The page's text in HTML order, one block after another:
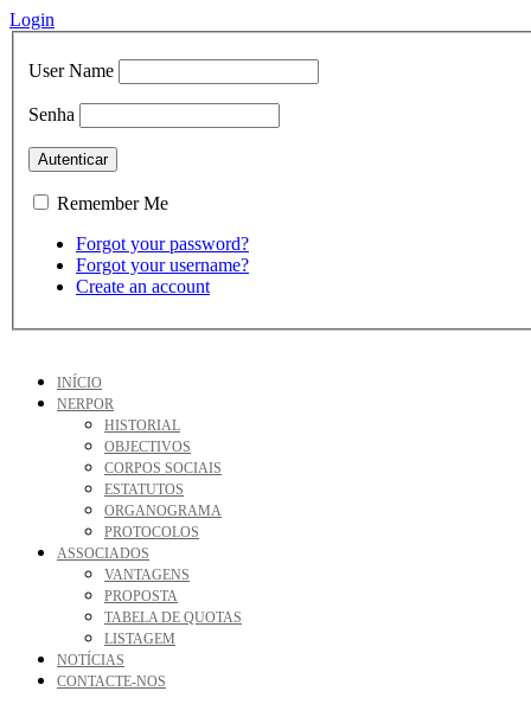
Login
User Name
Senha
Remember Me
Forgot your password?
Forgot your username?
Create an account
INÍCIO
NERPOR
HISTORIAL
OBJECTIVOS
CORPOS SOCIAIS
ESTATUTOS
ORGANOGRAMA
PROTOCOLOS
ASSOCIADOS
VANTAGENS
PROPOSTA
TABELA DE QUOTAS
LISTAGEM
NOTÍCIAS
CONTACTE-NOS